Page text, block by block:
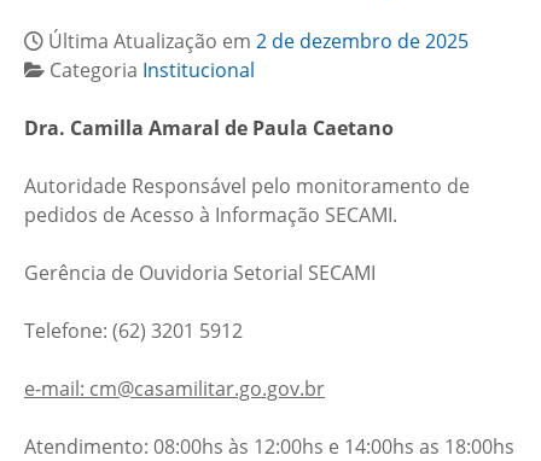
Última Atualização em 2 de dezembro de 2025
Categoria Institucional
Dra. Camilla Amaral de Paula Caetano
Autoridade Responsável pelo monitoramento de
pedidos de Acesso à Informação SECAMI.
Gerência de Ouvidoria Setorial SECAMI
Telefone: (62) 3201 5912
e-mail: cm@casamilitar.go.gov.br
Atendimento: 08:00hs às 12:00hs e 14:00hs as 18:00hs